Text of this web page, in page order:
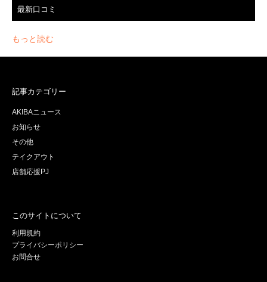
最新口コミ
もっと読む
記事カテゴリー
AKIBAニュース
お知らせ
その他
テイクアウト
店舗応援PJ
このサイトについて
利用規約
プライバシーポリシー
お問合せ